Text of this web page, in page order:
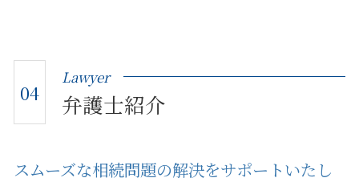
04
Lawyer
弁護士紹介
スムーズな相続問題の解決をサポートいたし